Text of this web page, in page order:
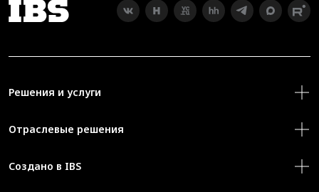
Решения и услуги
Отраслевые решения
Создано в IBS